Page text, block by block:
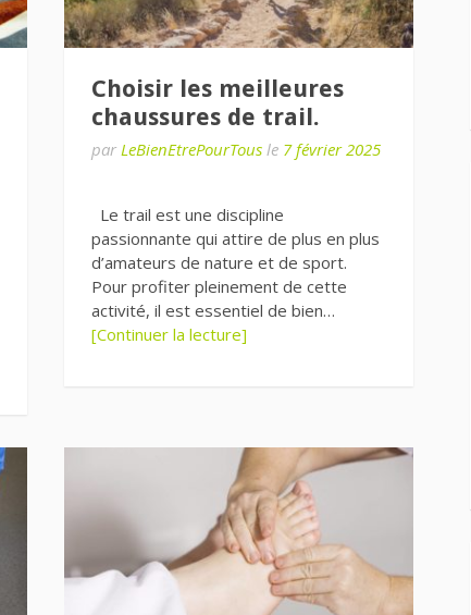
Choisir les meilleures
chaussures de trail.
par LeBienEtrePourTousle 7 février 2025
Le trail est une discipline
passionnante qui attire de plus en plus
d’amateurs de nature et de sport.
Pour profiter pleinement de cette
activité, il est essentiel de bien…
[Continuer la lecture]